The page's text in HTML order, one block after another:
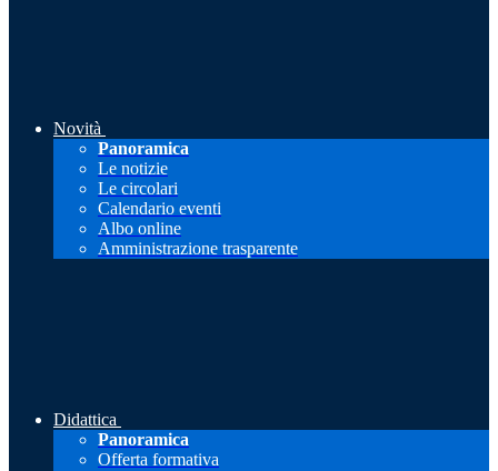
Novità
Panoramica
Le notizie
Le circolari
Calendario eventi
Albo online
Amministrazione trasparente
Didattica
Panoramica
Offerta formativa